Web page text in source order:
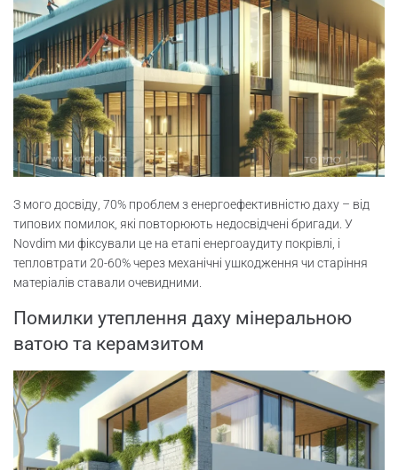
З мого досвіду, 70% проблем з енергоефективністю даху – від
типових помилок, які повторюють недосвідчені бригади. У
Novdim ми фіксували це на етапі енергоаудиту покрівлі, і
тепловтрати 20-60% через механічні ушкодження чи старіння
матеріалів ставали очевидними.
Помилки утеплення даху мінеральною
ватою та керамзитом